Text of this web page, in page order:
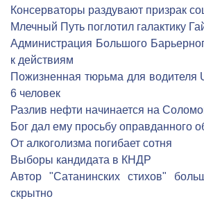
Консерваторы раздувают призрак
Млечный Путь поглотил галактику
Администрация Большого
к действиям
Пожизненная тюрьма для водителя
6 человек
Разлив нефти начинается на
Бог дал ему просьбу оправданного
От алкоголизма погибает сотня
Выборы кандидата в КНДР
Автор "Сатанинских стихов"
скрытно